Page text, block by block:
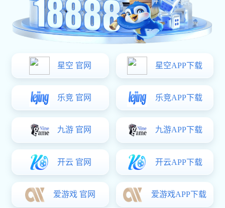
工业应用
计算机及周边
手机及配件
消费电子
汽车应用
触控
智慧健康